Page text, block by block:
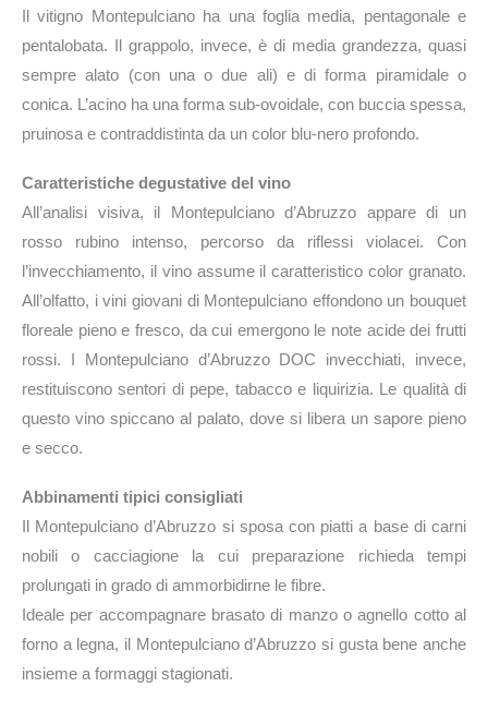
Il vitigno Montepulciano ha una foglia media, pentagonale e
pentalobata. Il grappolo, invece, è di media grandezza, quasi
sempre alato (con una o due ali) e di forma piramidale o
conica. L’acino ha una forma sub-ovoidale, con buccia spessa,
pruinosa e contraddistinta da un color blu-nero profondo.
Caratteristiche degustative del vino
All’analisi visiva, il Montepulciano d’Abruzzo appare di un
rosso rubino intenso, percorso da riflessi violacei. Con
l’invecchiamento, il vino assume il caratteristico color granato.
All’olfatto, i vini giovani di Montepulciano effondono un bouquet
floreale pieno e fresco, da cui emergono le note acide dei frutti
rossi. I Montepulciano d’Abruzzo DOC invecchiati, invece,
restituiscono sentori di pepe, tabacco e liquirizia. Le qualità di
questo vino spiccano al palato, dove si libera un sapore pieno
e secco.
Abbinamenti tipici consigliati
Il Montepulciano d’Abruzzo si sposa con piatti a base di carni
nobili o cacciagione la cui preparazione richieda tempi
prolungati in grado di ammorbidirne le fibre.
Ideale per accompagnare brasato di manzo o agnello cotto al
forno a legna, il Montepulciano d’Abruzzo si gusta bene anche
insieme a formaggi stagionati.